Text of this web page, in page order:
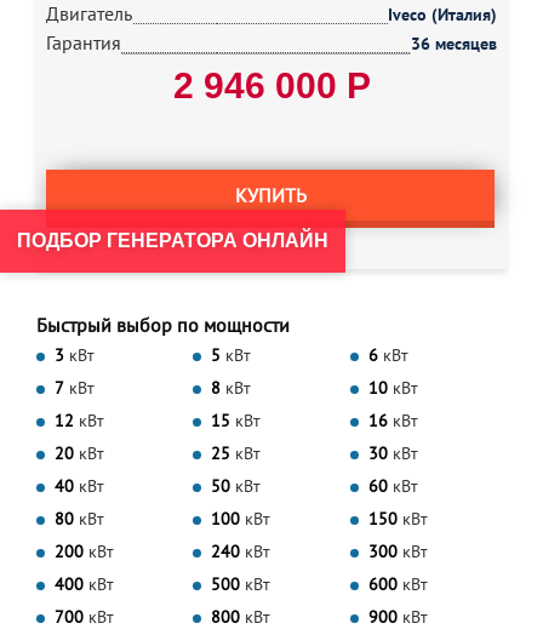
Двигатель Iveco (Италия)
Гарантия 36 месяцев
2 946 000 Р
КУПИТЬ
Быстрый выбор по мощности
3 кВт 5 кВт 6 кВт
7 кВт 8 кВт 10 кВт
12 кВт 15 кВт 16 кВт
20 кВт 25 кВт 30 кВт
40 кВт 50 кВт 60 кВт
80 кВт 100 кВт 150 кВт
200 кВт 240 кВт 300 кВт
400 кВт 500 кВт 600 кВт
700 кВт 800 кВт 900 кВт
ПОДБОР ГЕНЕРАТОРА ОНЛАЙН